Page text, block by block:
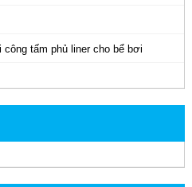
tấm phủ liner cho bể bơi